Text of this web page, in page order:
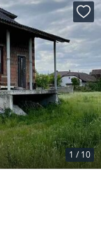
1 / 10